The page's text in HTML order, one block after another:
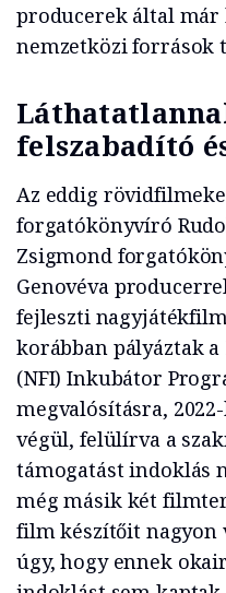
producerek által
nemzetközi források
felszabadító
Az eddig
forgatókönyvíró
Zsigmond
Genovéva
fejleszti
korábban pályáztak
(NFI) Inkubátor
megvalósításra,
végül, felülírva a
támogatást indoklás
még másik két
film készítőit nagyon
úgy, hogy ennek